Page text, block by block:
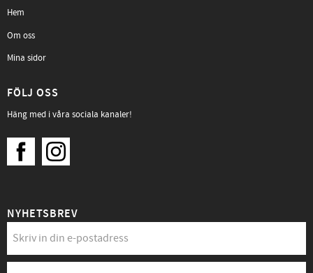
Hem
Om oss
Mina sidor
FÖLJ OSS
Häng med i våra sociala kanaler!
NYHETSBREV